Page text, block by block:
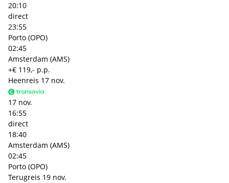
20:10
direct
23:55
Porto (OPO)
02:45
Amsterdam (AMS)
+€ 119,- p.p.
Heenreis 17 nov.
17 nov.
16:55
direct
18:40
Amsterdam (AMS)
02:45
Porto (OPO)
Terugreis 19 nov.